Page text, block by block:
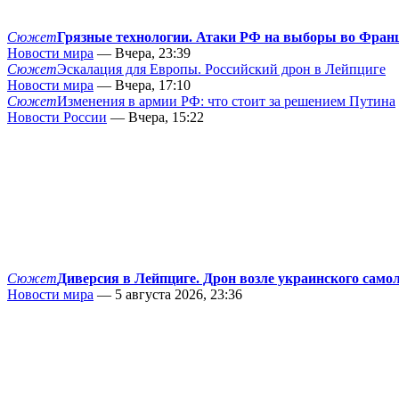
СюжетГрязные технологии. Атаки РФ на выборы во
Новости мира — Вчера, 23:39
СюжетЭскалация для Европы. Российский дрон в Лейпциге
Новости мира — Вчера, 17:10
СюжетИзменения в армии РФ: что стоит за решением Путина
Новости России — Вчера, 15:22
СюжетДиверсия в Лейпциге. Дрон возле украинского
Новости мира — 5 августа 2026, 23:36